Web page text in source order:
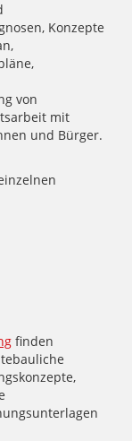
Konzepte
von
mit
und Bürger.
finden